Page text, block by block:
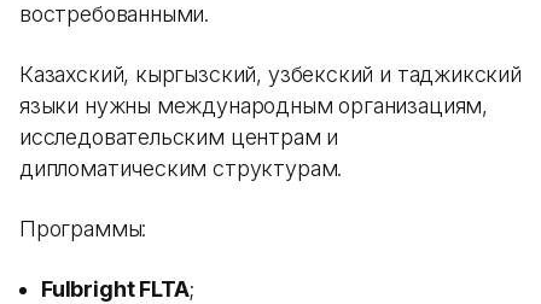
востребованными.
Казахский, кыргызский, узбекский и таджикский
языки нужны международным организациям,
исследовательским центрам и
дипломатическим структурам.
Программы:
Fulbright FLTA;